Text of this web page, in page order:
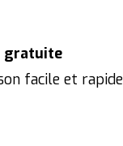
gratuite
facile et rapide